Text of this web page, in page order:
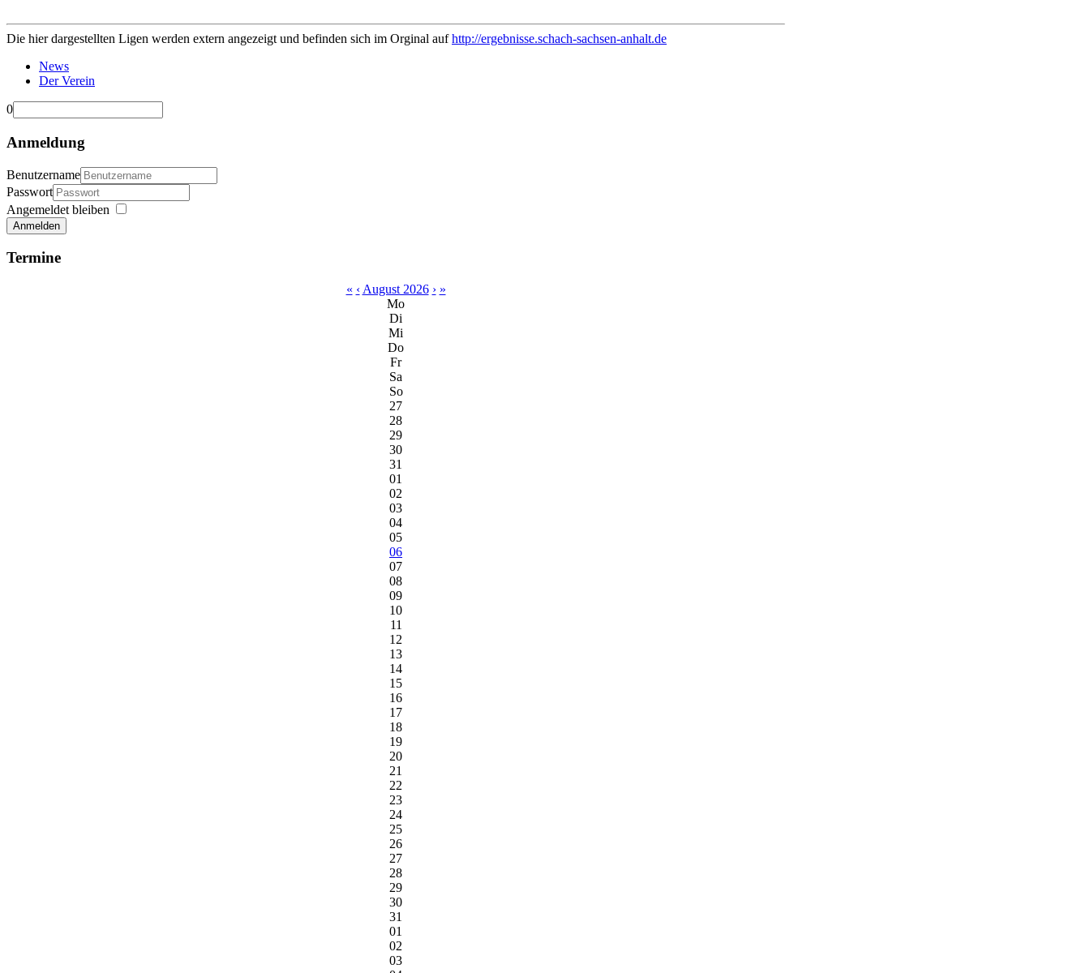
Die hier dargestellten Ligen werden extern angezeigt und befinden sich im Orginal aufhttp://ergebnisse.schach-sachsen-anhalt.de
News
Der Verein
0
Anmeldung
Benutzername
Passwort
Angemeldet bleiben
Anmelden
Termine
« ‹ August 2026 › »
Mo
Di
Mi
Do
Fr
Sa
So
27
28
29
30
31
01
02
03
04
05
06
07
08
09
10
11
12
13
14
15
16
17
18
19
20
21
22
23
24
25
26
27
28
29
30
31
01
02
03